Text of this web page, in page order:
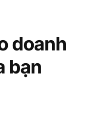
doanh
bạn